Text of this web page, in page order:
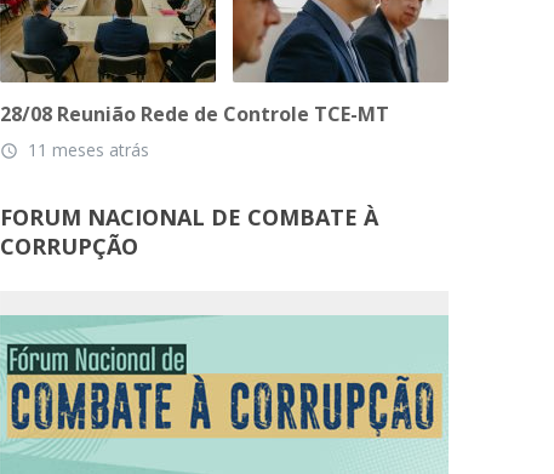
28/08 Reunião Rede de Controle TCE-MT
access_time 11 meses atrás
FORUM NACIONAL DE COMBATE À
CORRUPÇÃO